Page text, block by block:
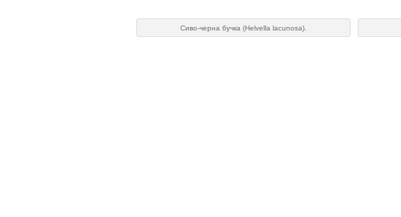
Сиво-черна бучка (Helvella lacunosa).